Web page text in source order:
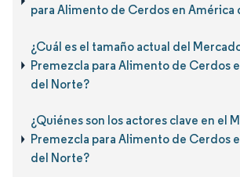
para Alimento de Cerdos en América
¿Cuál es el tamaño actual del
Premezcla para Alimento de Cerdos
del Norte?
¿Quiénes son los actores clave en el
Premezcla para Alimento de Cerdos
del Norte?